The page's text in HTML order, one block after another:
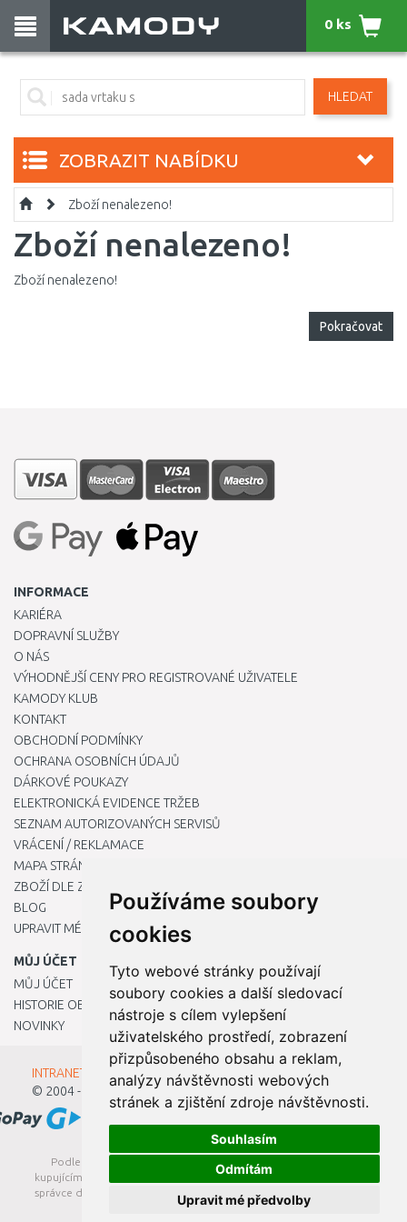
Používáme soubory
cookies
Tyto webové stránky používají
soubory cookies a další sledovací
nástroje s cílem vylepšení
uživatelského prostředí, zobrazení
přizpůsobeného obsahu a reklam,
analýzy návštěvnosti webových
stránek a zjištění zdroje návštěvnosti.
Souhlasím
Odmítám
Upravit mé předvolby
HLEDAT
0 ks
ZOBRAZIT NABÍDKU
Zboží nenalezeno!
Zboží nenalezeno!
Zboží nenalezeno!
Pokračovat
INFORMACE
KARIÉRA
DOPRAVNÍ SLUŽBY
O NÁS
VÝHODNĚJŠÍ CENY PRO REGISTROVANÉ UŽIVATELE
KAMODY KLUB
KONTAKT
OBCHODNÍ PODMÍNKY
OCHRANA OSOBNÍCH ÚDAJŮ
DÁRKOVÉ POUKAZY
ELEKTRONICKÁ EVIDENCE TRŽEB
SEZNAM AUTORIZOVANÝCH SERVISŮ
VRÁCENÍ / REKLAMACE
MAPA STRÁNKY
ZBOŽÍ DLE ZNAČEK
BLOG
UPRAVIT MÉ PŘEDVOLBY COOKIES
MŮJ ÚČET
MŮJ ÚČET
HISTORIE OBJEDNÁVEK
NOVINKY
INTRANET - Přihlášení pro zaměstnance
© 2004 - 2026
Kamody s.r.o.
Podle zákona o evidenci tržeb je prodávající povinen vystavit
kupujícímu účtenku. Zároveň je povinen zaevidovat přijatou tržbu u
správce daně online; v případě technického výpadku pak nejpozději
do 48 hodin.